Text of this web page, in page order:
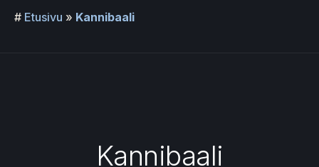
# Etusivu » Kannibaali
Kannibaali